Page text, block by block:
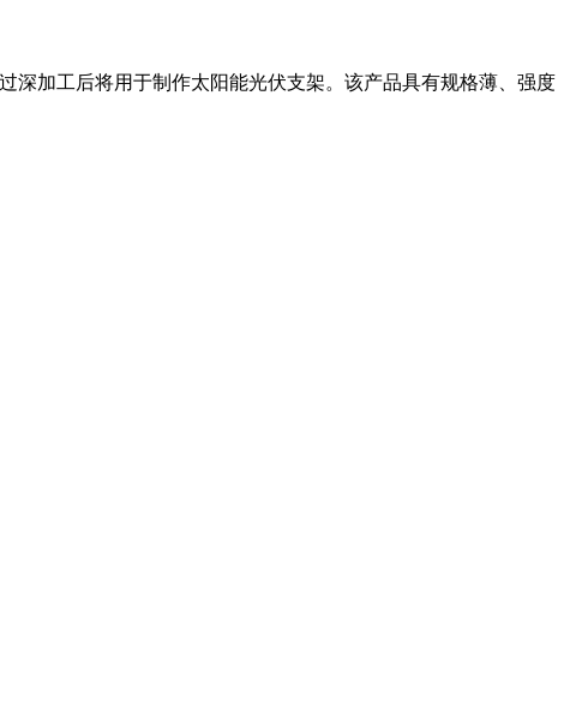
深加工后将用于制作太阳能光伏支架。该产品具有规格薄、强度